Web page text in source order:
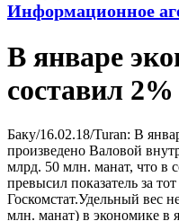
Информационное
В январе
составил 2%
Баку/16.02.18/Turan: B
произведено Bаловой
млрд. 50 млн. манат, что в
превысил показатель за
Госкомстат.Удельный вес
млн. манат) в экономике в